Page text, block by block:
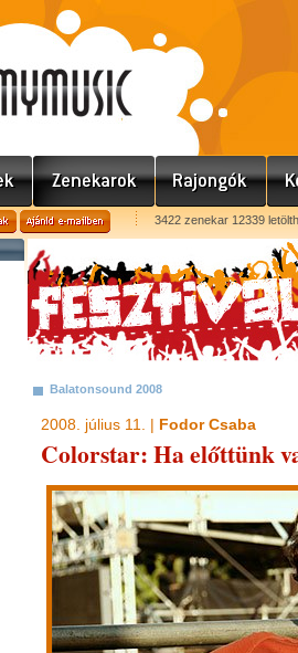
3422 zenekar 12339
Balatonsound 2008
2008. július 11. | Fodor Csaba
Colorstar: Ha előttünk